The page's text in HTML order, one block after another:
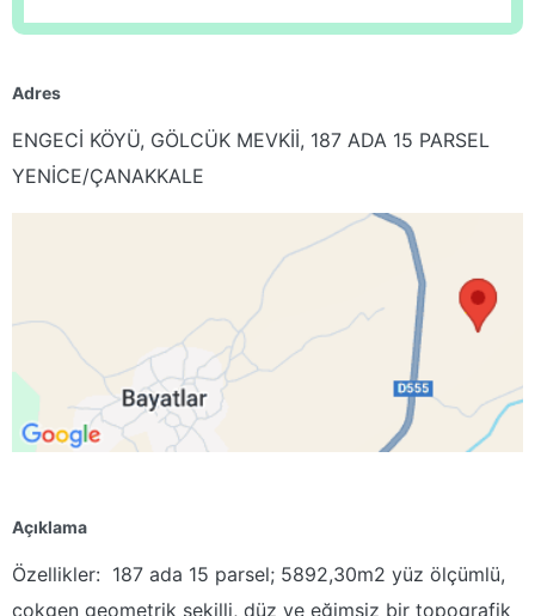
Adres
ENGECİ KÖYÜ, GÖLCÜK MEVKİİ, 187 ADA 15 PARSEL
YENİCE/ÇANAKKALE
Açıklama
Özellikler: 187 ada 15 parsel; 5892,30m2 yüz ölçümlü,
çokgen geometrik şekilli, düz ve eğimsiz bir topografik